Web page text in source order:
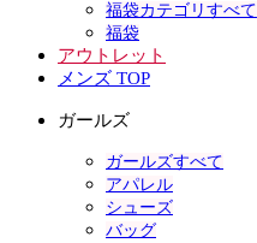
福袋カテゴリすべて
福袋
アウトレット
メンズ TOP
ガールズ
ガールズすべて
アパレル
シューズ
バッグ